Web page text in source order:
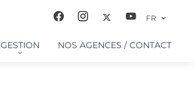
FR
GESTION NOS AGENCES / CONTACT